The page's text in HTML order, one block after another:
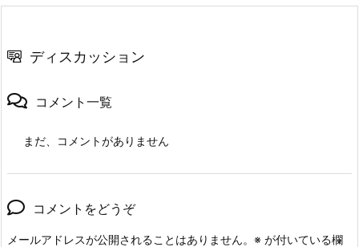
ディスカッション
コメント一覧
まだ、コメントがありません
コメントをどうぞ
メールアドレスが公開されることはありません。 ※ が付いている欄